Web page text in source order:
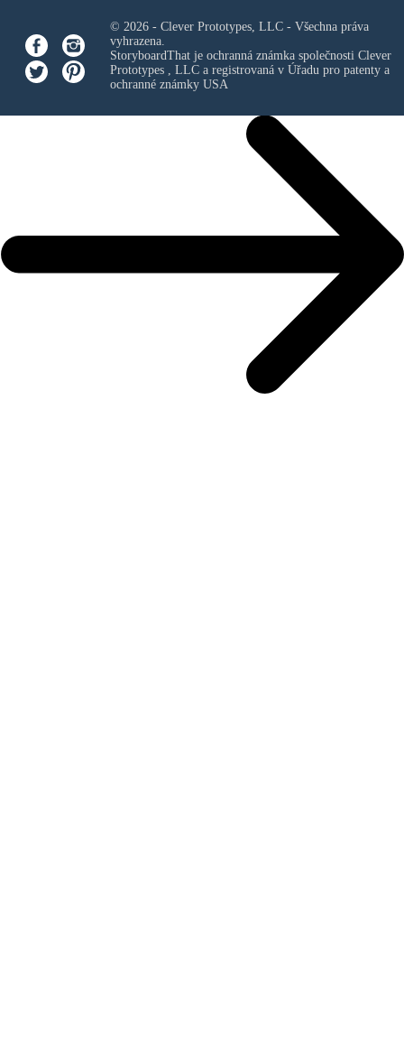
© 2026 - Clever Prototypes, LLC - Všechna práva
vyhrazena.
StoryboardThat je ochranná známka společnosti Clever
Prototypes , LLCa registrovaná v Úřadu pro patenty a
ochranné známky USA